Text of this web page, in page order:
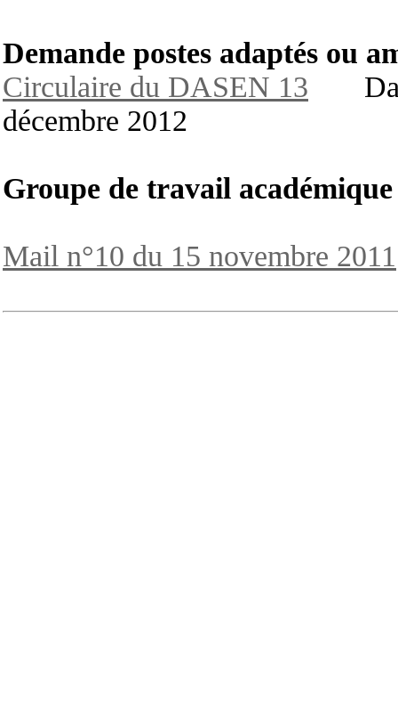
Demande postes adaptés ou
Circulaire du DASEN 13 Date
décembre 2012
Groupe de travail
Mail n°10 du 15 novembre 2011